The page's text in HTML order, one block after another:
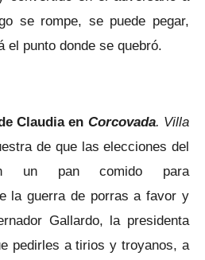
se rompe, se puede pegar,
el punto donde se quebró.
Claudia en Corcovada. Villa
de que las elecciones del
un pan comido para
la guerra de porras a favor y
Gallardo, la presidenta
pedirles a tirios y troyanos, a